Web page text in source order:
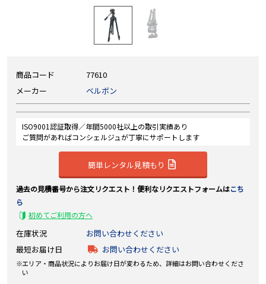
商品コード
77610
メーカー
ベルボン
ISO9001認証取得／年間5000社以上の取引実績あり
ご質問があればコンシェルジュが丁寧にサポートします
簡単レンタル見積もり
過去の見積番号から注文リクエスト！便利なリクエストフォームはこち
ら
初めてご利用の方へ
在庫状況
お問い合わせください
最短お届け日
お問い合わせください
エリア・商品状況によりお届け日が変わるため、詳細はお問い合わせくださ
い